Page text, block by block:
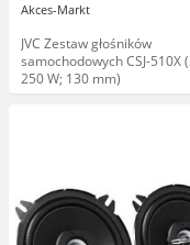
Akces-Markt
JVC Zestaw głośników
samochodowych CSJ-510X
250 W; 130 mm)